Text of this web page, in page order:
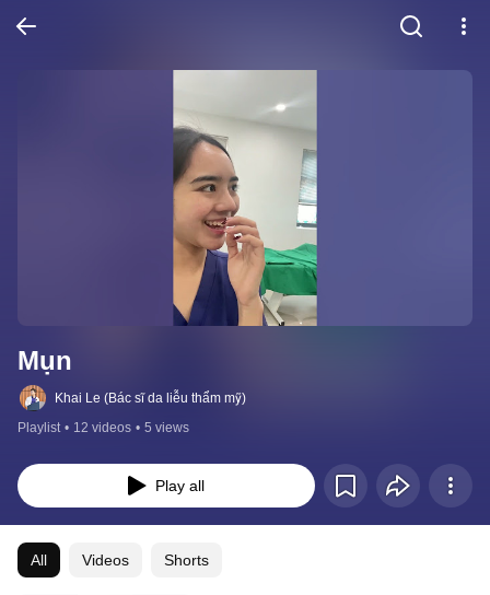
Mụn
Khai Le (Bác sĩ da liễu thẩm mỹ)
Playlist • 12 videos • 5 views
Play all
All Videos Shorts